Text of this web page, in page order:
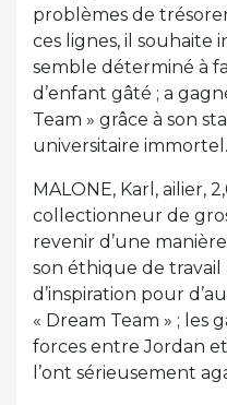
problèmes de
ces lignes, il souhaite
semble déterminé à
d’enfant gâté ; a
Team » grâce à son
universitaire immortel.
MALONE, Karl, ailier,
collectionneur de
revenir d’une
son éthique de
d’inspiration pour
« Dream Team » ; les
forces entre Jordan
l’ont sérieusement